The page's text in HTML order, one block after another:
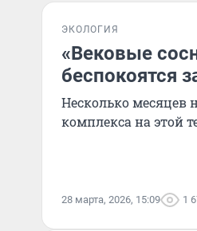
ЭКОЛОГИЯ
«Вековые
беспокоятся
Несколько месяцев
комплекса на этой
28 марта, 2026, 15:09 1